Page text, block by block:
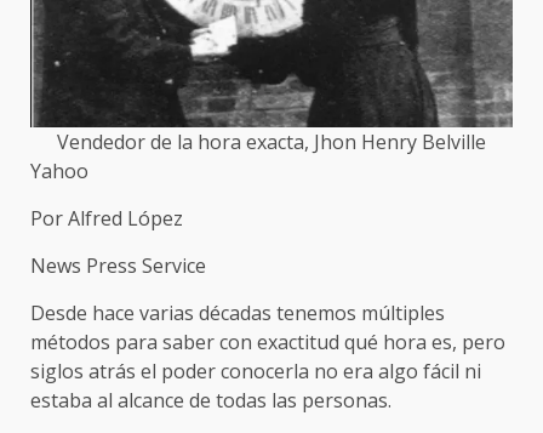
Vendedor de la hora exacta, Jhon Henry Belville
Yahoo
Por Alfred López
News Press Service
Desde hace varias décadas tenemos múltiples
métodos para saber con exactitud qué hora es, pero
siglos atrás el poder conocerla no era algo fácil ni
estaba al alcance de todas las personas.